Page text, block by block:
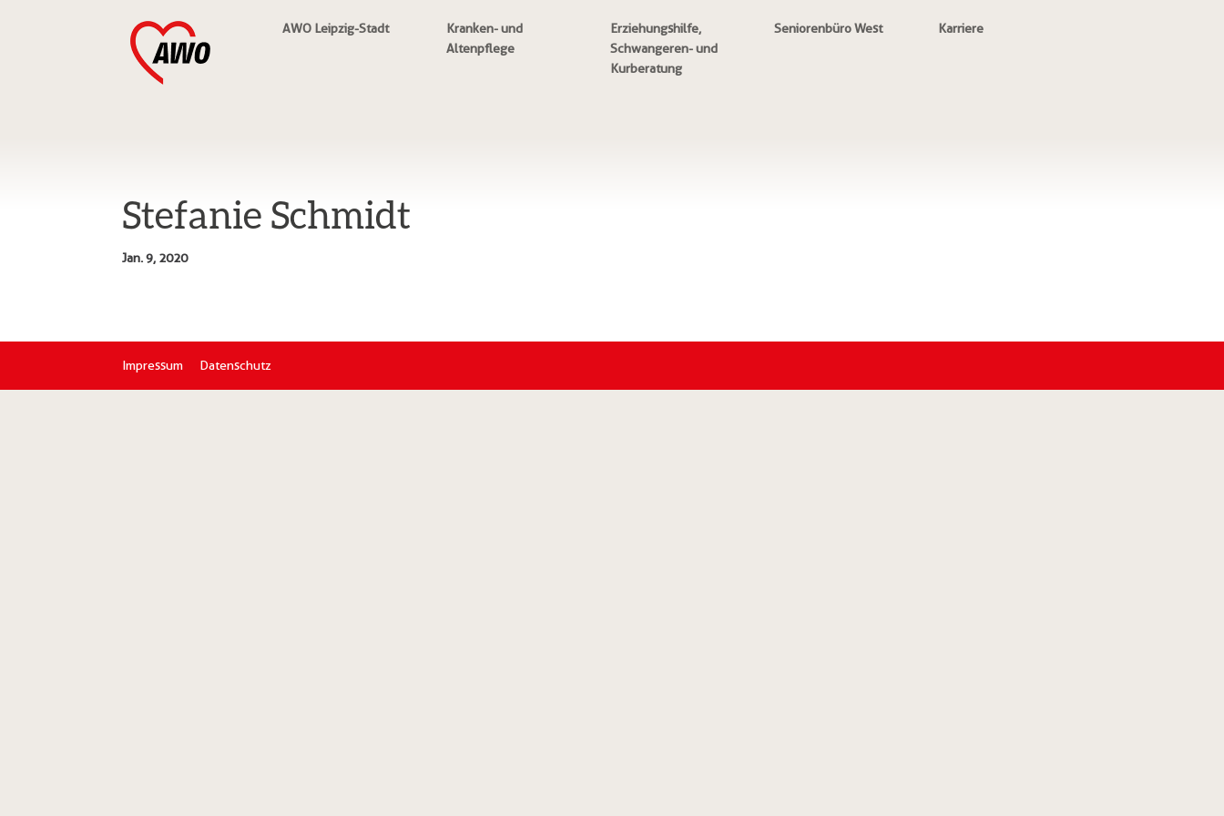
AWO Leipzig-Stadt
Kranken- und
Altenpflege
Erziehungshilfe,
Schwangeren- und
Kurberatung
Seniorenbüro West Karriere
Stefanie Schmidt
Jan. 9, 2020
Impressum Datenschutz